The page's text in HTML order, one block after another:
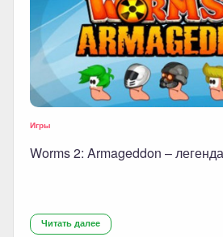
Игры
Worms 2: Armageddon –
Читать далее